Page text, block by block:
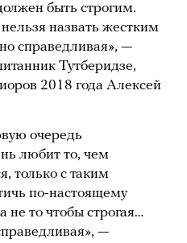
быть строгим.
назвать жестким
справедливая», —
Тутберидзе,
2018 года Алексей
очередь
любит то, чем
только с таким
по-настоящему
не то чтобы строгая…
—